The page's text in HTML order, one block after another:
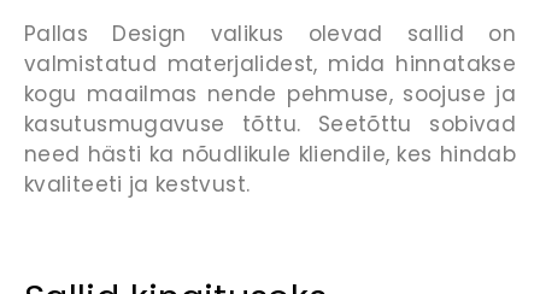
Pallas Design valikus olevad sallid on
valmistatud materjalidest, mida hinnatakse
kogu maailmas nende pehmuse, soojuse ja
kasutusmugavuse tõttu. Seetõttu sobivad
need hästi ka nõudlikule kliendile, kes hindab
kvaliteeti ja kestvust.